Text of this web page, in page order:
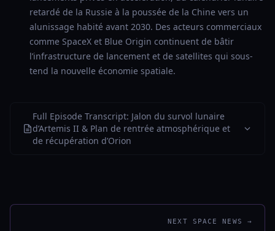
retardé de la Russie à la poussée de la Chine vers un
alunissage habité avant 2030. Des acteurs commerciaux
comme SpaceX et Blue Origin continuent de bâtir
l’infrastructure de lancement et de satellites qui sous-
tend la nouvelle économie spatiale.
Full Episode Transcript: Jalon du survol lunaire
d’Artemis II & Plan de rentrée atmosphérique et
de récupération d’Orion
NEXT SPACE NEWS →